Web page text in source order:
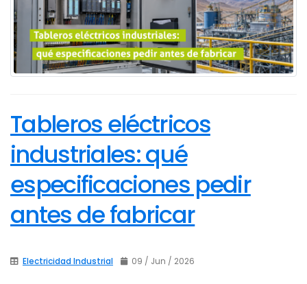
Tableros eléctricos
industriales: qué
especificaciones pedir
antes de fabricar
Electricidad Industrial 09 / Jun / 2026